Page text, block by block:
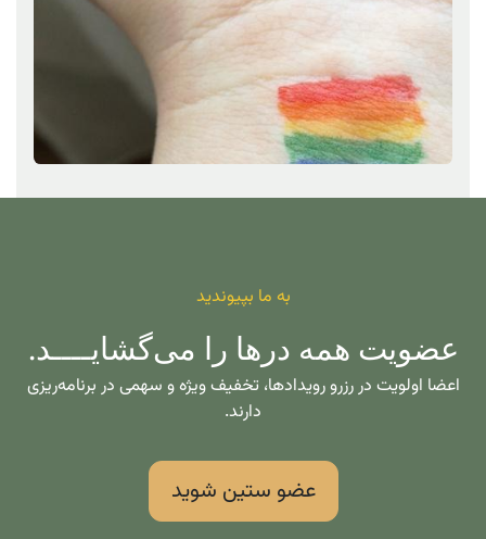
به ما بپیوندید
عضویت همه درها را می‌گشایــــد.
اعضا اولویت در رزرو رویدادها، تخفیف ویژه و سهمی در برنامه‌ریزی
دارند.
عضو ستین شوید